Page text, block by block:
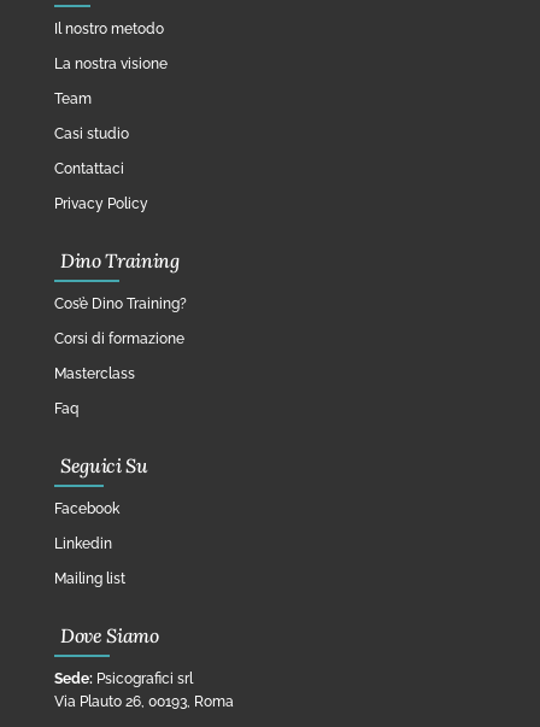
Il nostro metodo
La nostra visione
Team
Casi studio
Contattaci
Privacy Policy
Dino Training
Cos’è Dino Training?
Corsi di formazione
Masterclass
Faq
Seguici Su
Facebook
Linkedin
Mailing list
Dove Siamo
Sede: Psicografici srl
Via Plauto 26, 00193, Roma